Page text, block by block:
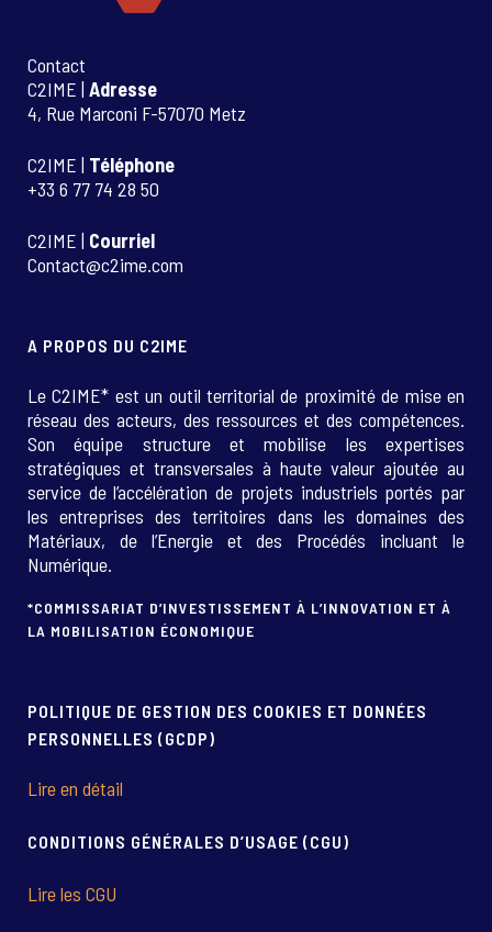
Contact
C2IME | Adresse
4, Rue Marconi F-57070 Metz
C2IME | Téléphone
+33 6 77 74 28 50
C2IME | Courriel
Contact@c2ime.com
A PROPOS DU C2IME
Le C2IME* est un outil territorial de proximité de mise en
réseau des acteurs, des ressources et des compétences.
Son équipe structure et mobilise les expertises
stratégiques et transversales à haute valeur ajoutée au
service de l’accélération de projets industriels portés par
les entreprises des territoires dans les domaines des
Matériaux, de l’Energie et des Procédés incluant le
Numérique.
*COMMISSARIAT D’INVESTISSEMENT À L’INNOVATION ET À
LA MOBILISATION ÉCONOMIQUE
POLITIQUE DE GESTION DES COOKIES ET DONNÉES
PERSONNELLES (GCDP)
Lire en détail
CONDITIONS GÉNÉRALES D’USAGE (CGU)
Lire les CGU